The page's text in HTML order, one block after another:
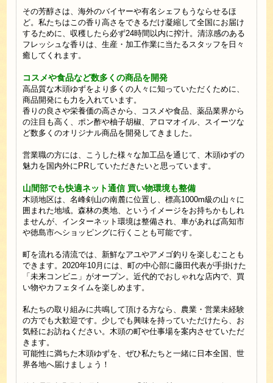
その芳醇さは、海外のバイヤーや有名シェフもうならせるほ
ど。私たちはこの香り高さをできるだけ凝縮して全国にお届け
するために、収穫したら必ず24時間以内に搾汁。清涼感のある
フレッシュな香りは、生産・加工作業に当たるスタッフを日々
癒してくれます。
コスメや食品など数多くの商品を開発
高品質な木頭ゆずをより多くの人々に知っていただくために、
商品開発にも力を入れています。
香りの良さや栄養価の高さから、コスメや食品、薬品業界から
の注目も高く、ポン酢や柚子胡椒、アロマオイル、スイーツな
ど数多くのオリジナル商品を開発してきました。
営業職の方には、こうした様々な加工品を通じて、木頭ゆずの
魅力を国内外にPRしていただきたいと思っています。
山間部でも快適ネット通信 買い物環境も整備
木頭地区は、名峰剣山の南麓に位置し、標高1000m級の山々に
囲まれた地域。森林の奥地、というイメージをお持ちかもしれ
ませんが、インターネット環境は整備され、車があれば高知市
や徳島市へショッピングに行くことも可能です。
町を流れる清流では、新鮮なアユやアメゴ釣りを楽しむことも
できます。2020年10月には、町の中心部に藤田代表が手掛けた
「未来コンビニ」がオープン。近代的でおしゃれな店内で、買
い物やカフェタイムを楽しめます。
私たちの取り組みに共鳴して頂ける方なら、農業・営業未経験
の方でも大歓迎です。少しでも興味を持っていただけたら、お
気軽にお訪ねください。木頭の町や仕事場を案内させていただ
きます。
可能性に満ちた木頭ゆずを、ぜひ私たちと一緒に日本全国、世
界各地へ届けましょう！